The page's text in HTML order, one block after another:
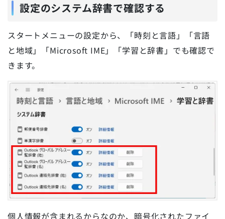
設定のシステム辞書で確認する
スタートメニューの設定から、「時刻と言語」「言語
と地域」「Microsoft IME」「学習と辞書」でも確認で
きます。
個人情報が含まれるからなのか、暗号化されたファイ